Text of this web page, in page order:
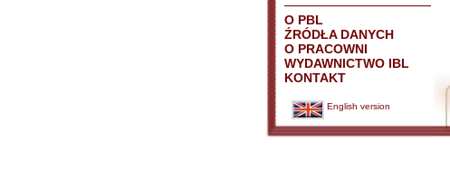
O PBL
ŹRÓDŁA DANYCH
O PRACOWNI
WYDAWNICTWO IBL
KONTAKT
English version